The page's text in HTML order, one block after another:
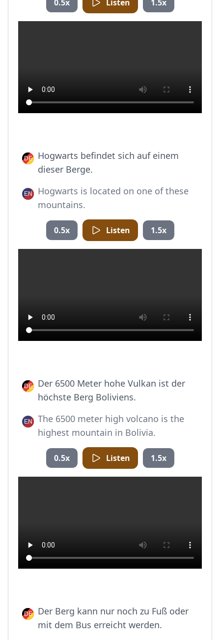
0.5x Listen 1.5x
Hogwarts befindet sich auf einem
dieser Berge.
Hogwarts is located on one of these
mountains.
0.5x Listen 1.5x
Der 6500 Meter hohe Vulkan ist der
höchste Berg Boliviens.
The 6500 meter high volcano is the
highest mountain in Bolivia.
0.5x Listen 1.5x
Der Berg kann nur noch zu Fuß oder
mit dem Bus erreicht werden.